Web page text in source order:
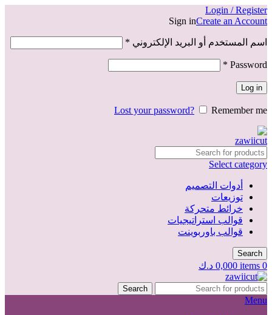
Login / Register
Sign inCreate an Account
اسم المستخدم أو البريد الإلكتروني *
Password
*
Log in
Lost your password? Remember me
Select category
أدوات التصميم
توزيعات
خرائط متحركة
قوالب استراتيجيات
قوالب باوربوينت
Search
0
items
0,000 د.ك
Search
Menu